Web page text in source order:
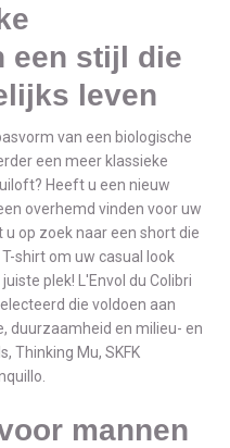
een stijl die
leven
van een biologische
een meer klassieke
Heeft u een nieuw
overhemd vinden voor uw
op zoek naar een short die
shirt om uw casual look
plek! L'Envol du Colibri
die voldoen aan
duurzaamheid en milieu- en
Thinking Mu, SKFK
mannen